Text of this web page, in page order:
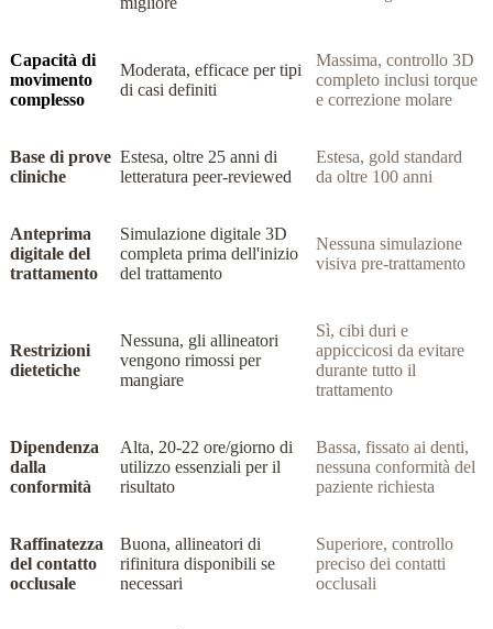
Capacità di
movimento
complesso
Moderata, efficace per tipi
di casi definiti
Massima, controllo 3D
completo inclusi torque
e correzione molare
Base di prove
cliniche
Estesa, oltre 25 anni di
letteratura peer-reviewed
Estesa, gold standard
da oltre 100 anni
Anteprima
digitale del
trattamento
Simulazione digitale 3D
completa prima dell'inizio
del trattamento
Nessuna simulazione
visiva pre-trattamento
Restrizioni
dietetiche
Nessuna, gli allineatori
vengono rimossi per
mangiare
Sì, cibi duri e
appiccicosi da evitare
durante tutto il
trattamento
Dipendenza
dalla
conformità
Alta, 20-22 ore/giorno di
utilizzo essenziali per il
risultato
Bassa, fissato ai denti,
nessuna conformità del
paziente richiesta
Raffinatezza
del contatto
occlusale
Buona, allineatori di
rifinitura disponibili se
necessari
Superiore, controllo
preciso dei contatti
occlusali